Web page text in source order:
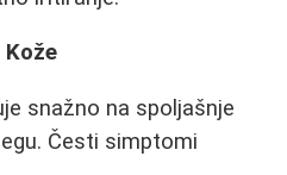
Kože
snažno na spoljašnje
Česti simptomi